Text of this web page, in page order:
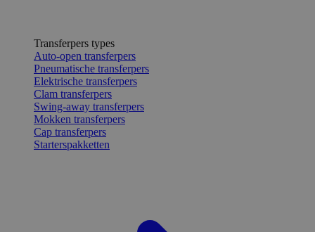
Transferpers types
Auto-open transferpers
Pneumatische transferpers
Elektrische transferpers
Clam transferpers
Swing-away transferpers
Mokken transferpers
Cap transferpers
Starterspakketten